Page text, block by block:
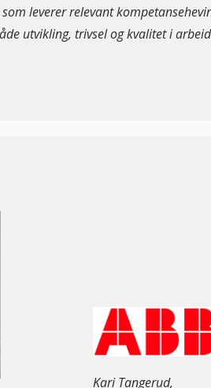
leverer relevant
utvikling, trivsel og kvalitet i
Kari Tangerud,